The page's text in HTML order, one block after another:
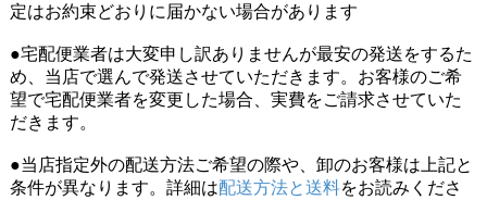
定はお約束どおりに届かない場合があります
●宅配便業者は大変申し訳ありませんが最安の発送をするた
め、当店で選んで発送させていただきます。お客様のご希
望で宅配便業者を変更した場合、実費をご請求させていた
だきます。
●当店指定外の配送方法ご希望の際や、卸のお客様は上記と
条件が異なります。詳細は配送方法と送料をお読みくださ